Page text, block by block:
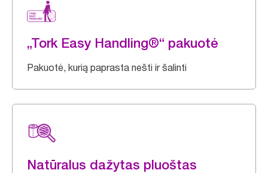
„Tork Easy Handling®“ pakuotė
Pakuotė, kurią paprasta nešti ir šalinti
Natūralus dažytas pluoštas